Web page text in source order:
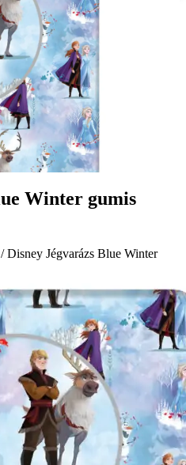
Winter gumis
/ Disney Jégvarázs Blue Winter